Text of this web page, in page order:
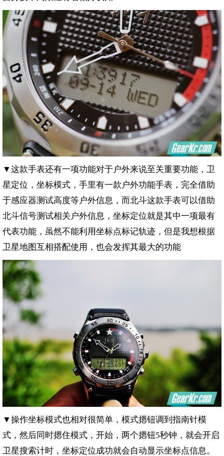
▼这款手表还有一项功能对于户外来说至关重要功能，卫
星定位，坐标模式，手里有一款户外功能手表，完全借助
于感应器测试高度等户外信息，而北斗这款手表可以借助
北斗信号测试相关户外信息，坐标定位就是其中一项最有
代表功能，虽然不能利用坐标点标记轨迹，但是我想根据
卫星地图互相搭配使用，也会发挥其最大的功能
▼操作坐标模式也相对很简单，模式摁钮调到指南针模
式，然后同时摁住模式，开始，两个摁钮5秒钟，就会开启
卫星搜索计时，坐标定位成功就会自动显示坐标点信息。